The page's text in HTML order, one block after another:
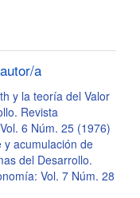
a
y la teoría del Valor
Revista
6 Núm. 25 (1976)
y acumulación de
del Desarrollo.
Vol. 7 Núm. 28